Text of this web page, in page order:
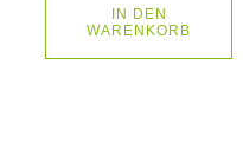
IN DEN
WARENKORB